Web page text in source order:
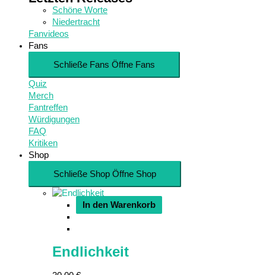
Schöne Worte
Niedertracht
Fanvideos
Fans
Schließe Fans Öffne Fans
Quiz
Merch
Fantreffen
Würdigungen
FAQ
Kritiken
Shop
Schließe Shop Öffne Shop
In den Warenkorb
Endlichkeit